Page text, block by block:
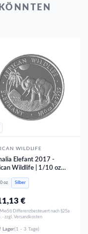
WILDLIFE
Elefant 2017 -
Wildlife | 1/10 oz
oz Silber
€
Differenzbesteuert nach §25a
· zzgl. Versandkosten
Lager(1 - 3 Tage)